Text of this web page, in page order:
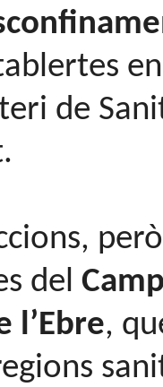
de
del
l’Ebre,